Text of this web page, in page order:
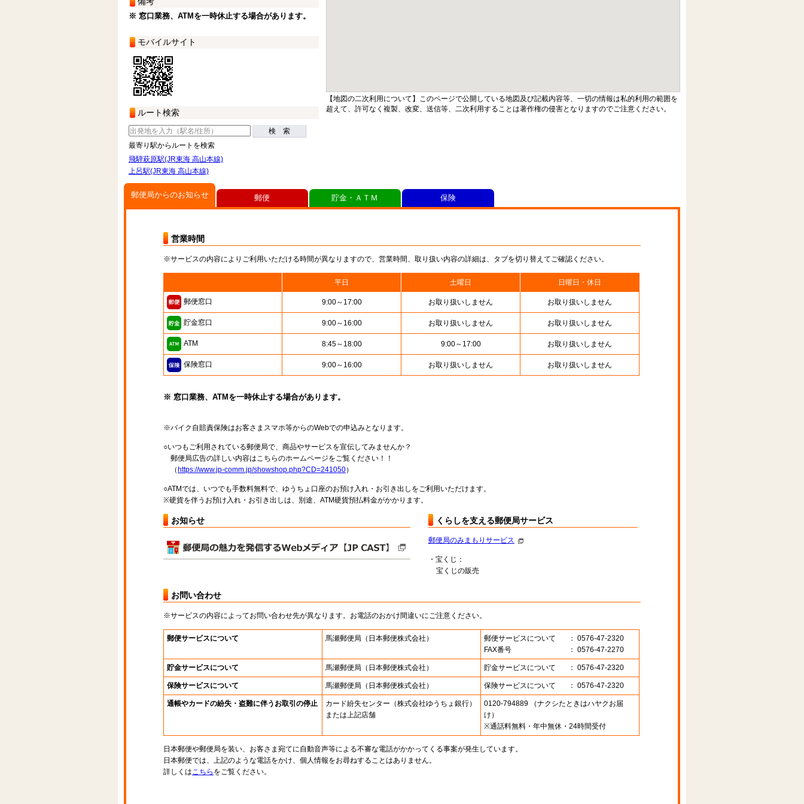
※ 窓口業務、ATMを一時休止する場合があります。
モバイルサイト
ルート検索
検 索
最寄り駅からルートを検索
飛騨萩原駅(JR東海 高山本線)
上呂駅(JR東海 高山本線)
【地図の二次利用について】このページで公開している地図及び記載内容等、一切の情報は私的利用の範囲を
超えて、許可なく複製、改変、送信等、二次利用することは著作権の侵害となりますのでご注意ください。
郵便局からのお知らせ
営業時間
※サービスの内容によりご利用いただける時間が異なりますので、営業時間、取り扱い内容の詳細は、タブを切り替えてご確認ください。
平日 土曜日 日曜日・休日
郵便窓口 9:00～17:00 お取り扱いしません お取り扱いしません
貯金窓口 9:00～16:00 お取り扱いしません お取り扱いしません
ATM 8:45～18:00 9:00～17:00 お取り扱いしません
保険窓口 9:00～16:00 お取り扱いしません お取り扱いしません
※ 窓口業務、ATMを一時休止する場合があります。
※バイク自賠責保険はお客さまスマホ等からのWebでの申込みとなります。
○いつもご利用されている郵便局で、商品やサービスを宣伝してみませんか？
郵便局広告の詳しい内容はこちらのホームページをご覧ください！！
（ https://www.jp-comm.jp/showshop.php?CD=241050）
○ATMでは、いつでも手数料無料で、ゆうちょ口座のお預け入れ・お引き出しをご利用いただけます。
※硬貨を伴うお預け入れ・お引き出しは、別途、ATM硬貨預払料金がかかります。
お知らせ くらしを支える郵便局サービス
郵便局のみまもりサービス
・宝くじ：
宝くじの販売
お問い合わせ
※サービスの内容によってお問い合わせ先が異なります。お電話のおかけ間違いにご注意ください。
郵便サービスについて 馬瀬郵便局 （日本郵便株式会社） 郵便サービスについて
： 0576-47-2320
FAX番号
： 0576-47-2270
貯金サービスについて 馬瀬郵便局 （日本郵便株式会社） 貯金サービスについて ： 0576-47-2320
保険サービスについて 馬瀬郵便局 （日本郵便株式会社） 保険サービスについて ： 0576-47-2320
通帳やカードの紛失・盗難に伴うお取引の停止 カード紛失センター （株式会社ゆうちょ銀行）
または上記店舗
0120-794889 （ナクシたときはハヤクお届
け）
※通話料無料・年中無休・24時間受付
日本郵便や郵便局を装い、お客さま宛てに自動音声等による不審な電話がかかってくる事案が発生しています。
日本郵便では、上記のような電話をかけ、個人情報をお尋ねすることはありません。
詳しくはこちら をご覧ください。
郵便 貯金・ＡＴＭ 保険